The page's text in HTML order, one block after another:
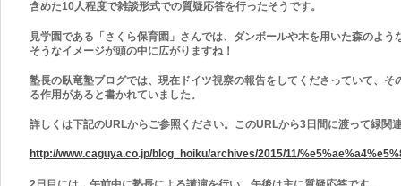
含めた10人程度で雑談形式での質疑応答を行ったそうです。
見学園である「さくら保育園」さんでは、ダンボールや木を用いた森のよ
そうなイメージが頭の中に広がりますね！
塾長の臥竜塾ブログでは、現在ドイツ視察の報告をしてくださっていて、そ
る作用があると書かれていました。
詳しくは下記のURLからご参照ください。このURLから3日間に渡って緑関
http://www.caguya.co.jp/blog_hoiku/archives/2015/11/
2 日目には、午前中に塾長による講演を行い、午後は主に質疑応答です。